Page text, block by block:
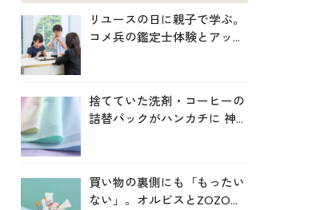
リユースの日に親子で学ぶ。
コメ兵の鑑定士体験とアップ
捨てていた洗剤・コーヒーの
詰替パックがハンカチに 神
買い物の裏側にも「もったい
ない」。オルビスとZOZOが